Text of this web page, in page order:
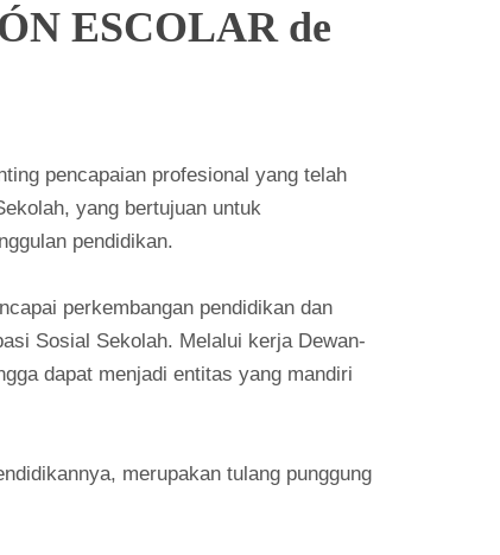
ESCOLAR de
pencapaian profesional yang telah
yang bertujuan untuk
pendidikan.
perkembangan pendidikan dan
Sosial Sekolah. Melalui kerja Dewan-
dapat menjadi entitas yang mandiri
merupakan tulang punggung